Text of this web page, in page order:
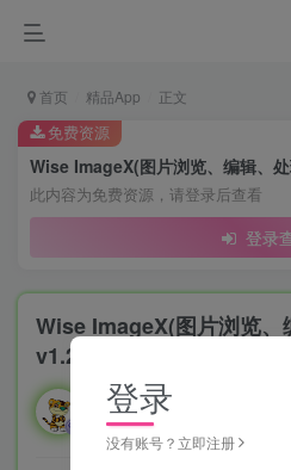
首页 精品App 正文
Wise ImageX(图片浏览、编辑、
此内容为免费资源，请登录后查看
登录
免费资源
Wise ImageX(图片浏览、
v1.2.6.8 中文绿色版
勇敢的大野狼
酒醒只在花前坐，酒醉还来花下
登录
没有账号？立即注册